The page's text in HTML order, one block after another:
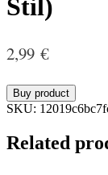
Stil)
2,99 €
Buy product
SKU:
Related